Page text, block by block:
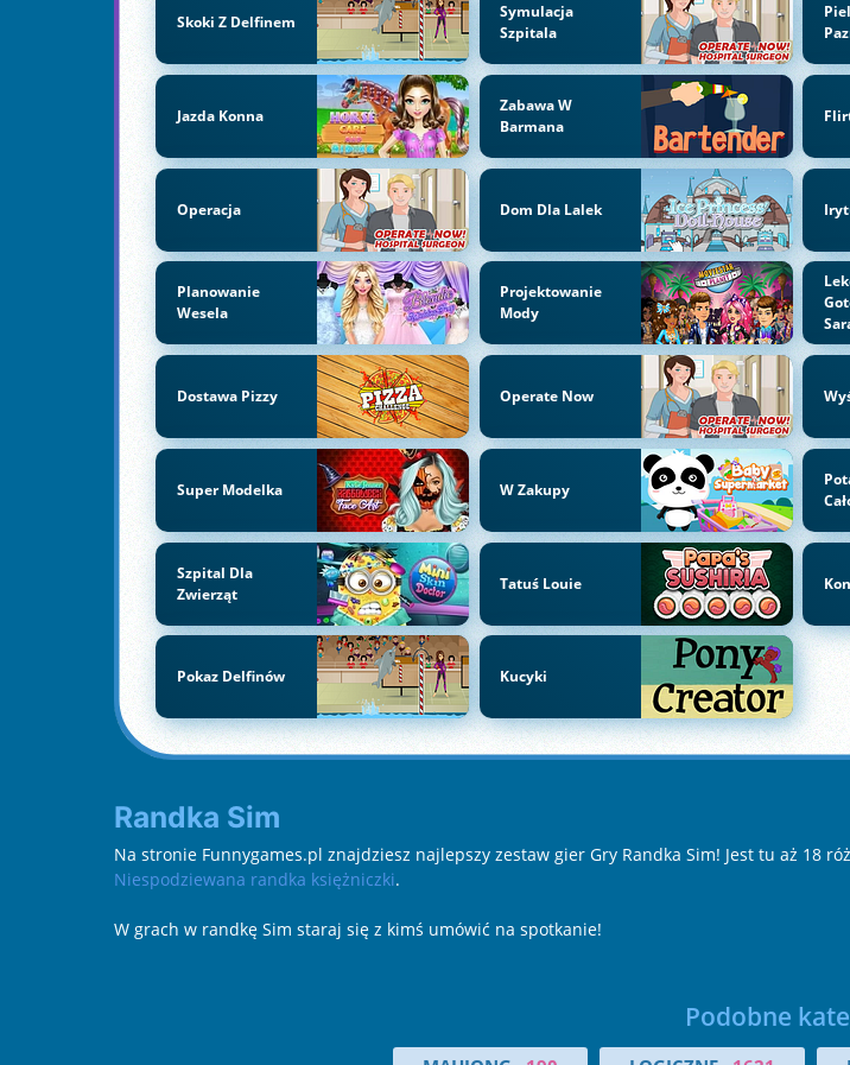
Skoki Z Delfinem
Symulacja
Szpitala
Jazda Konna
Zabawa W
Barmana
Operacja Dom Dla Lalek
Planowanie
Wesela
Projektowanie
Mody
Dostawa Pizzy Operate Now
Super Modelka W Zakupy
Szpital Dla
Zwierząt
Tatuś Louie
Pokaz Delfinów Kucyki
Randka Sim
Na stronie Funnygames.pl znajdziesz najlepszy zestaw gier Gry Randka Sim! Jest tu aż 18
Niespodziewana randka księżniczki.
W grach w randkę Sim staraj się z kimś umówić na spotkanie!
Podobne